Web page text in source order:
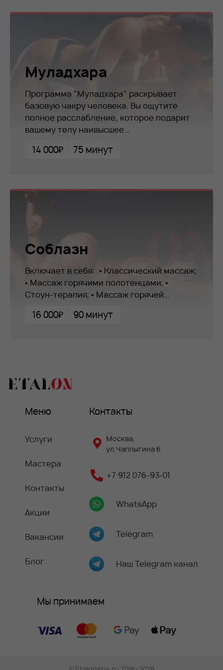
Муладхара
Программа "Муладхара" раскрывает
базовую чакру человека. Вы ощутите
полное расслабление, которое подарит
вашему телу наивысшее...
14 000₽ 75 минут
Соблазн
Включает в себя: • Классический массаж;
• Массаж горячими полотенцами; •
Стоун-терапия; • Массаж горячей...
16 000₽ 90 минут
Меню
Услуги
Мастера
Контакты
Акции
Вакансии
Блог
Контакты
Москва,
ул.Чаплыгина 6
+7 912 076-93-01
WhatsApp
Telegram
Наш Telegram канал
Мы принимаем